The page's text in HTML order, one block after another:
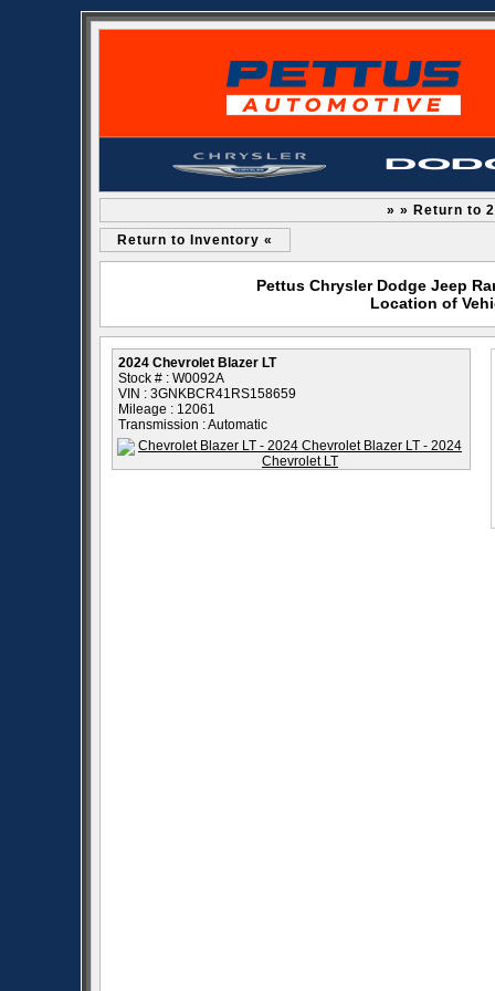
» » Return to
Return to Inventory «
Pettus Chrysler Dodge Jeep
Location of
2024 Chevrolet Blazer LT
Stock # : W0092A
VIN : 3GNKBCR41RS158659
Mileage : 12061
Transmission : Automatic